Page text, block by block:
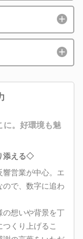
に。好環境も魅
添える◇
営業が中心。エ
ので、数字に追わ
の想いや背景を丁
くり上げるこ